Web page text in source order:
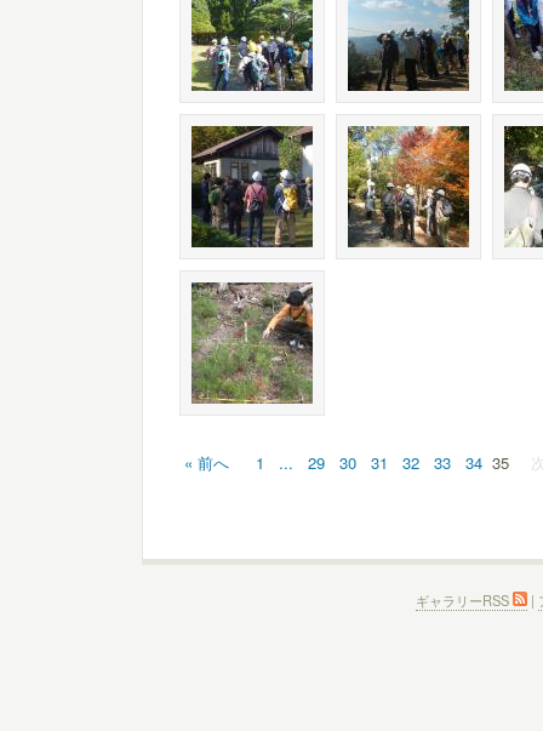
« 前へ 1 ... 29 30 31 32 33 34 35
ギャラリーRSS |